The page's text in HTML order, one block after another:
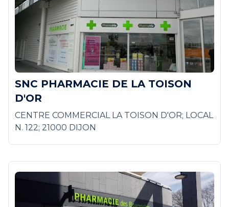
SNC PHARMACIE DE LA TOISON
D'OR
CENTRE COMMERCIAL LA TOISON D'OR; LOCAL
N. 122; 21000 DIJON